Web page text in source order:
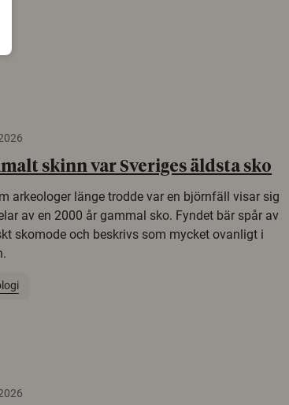
skinn var Sveriges äldsta sko
arkeologer länge trodde var en björnfäll visar sig
av en 2000 år gammal sko. Fyndet bär spår av
skomode och beskrivs som mycket ovanligt i